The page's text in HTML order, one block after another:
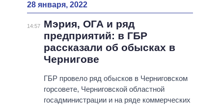
28 января, 2022
14:57
Мэрия, ОГА и ряд
предприятий: в ГБР
рассказали об обысках в
Чернигове
ГБР провело ряд обысков в Черниговском
горсовете, Черниговской областной
госадминистрации и на ряде коммерческих